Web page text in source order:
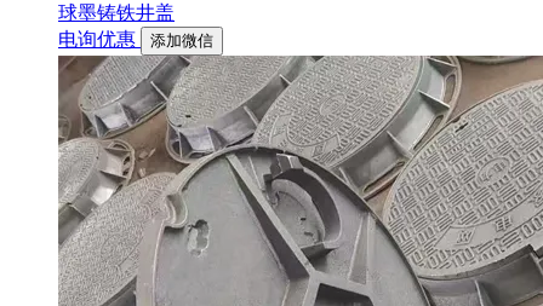
球墨铸铁井盖
电询优惠
添加微信